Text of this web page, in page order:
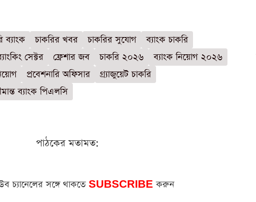
ব্যাংক চাকরির খবর চাকরির সুযোগ
ব্যাংক চাকরি
সেক্টর ফ্রেশার জব চাকরি ২০২৬
ব্যাংক নিয়োগ ২০২৬
প্রবেশনারি অফিসার
গ্র্যাজুয়েট চাকরি
ব্যাংক পিএলসি
পাঠকের মতামত:
চ্যানেলের সঙ্গে থাকতে SUBSCRIBEকরুন